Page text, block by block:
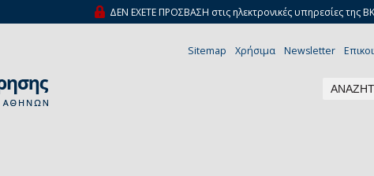
ΔΕΝ ΕΧΕΤΕ ΠΡΟΣΒΑΣΗ στις ηλεκτρονικές υπηρεσίες της
Sitemap Χρήσιμα Newsletter